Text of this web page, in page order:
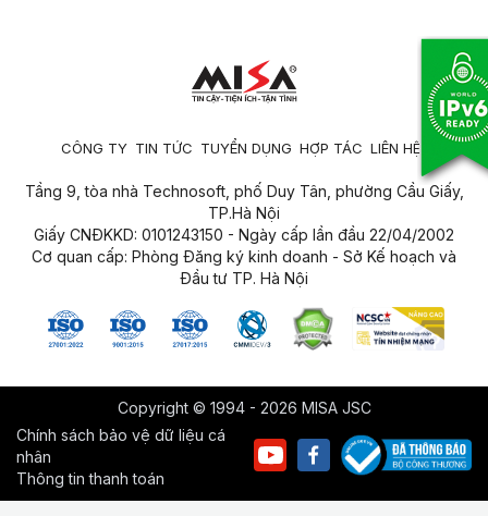
CÔNG TY TIN TỨC TUYỂN DỤNG HỢP TÁC LIÊN HỆ
Tầng 9, tòa nhà Technosoft, phố Duy Tân, phường Cầu Giấy,
TP.Hà Nội
Giấy CNĐKKD: 0101243150 - Ngày cấp lần đầu 22/04/2002
Cơ quan cấp: Phòng Đăng ký kinh doanh - Sở Kế hoạch và
Đầu tư TP. Hà Nội
Copyright © 1994 - 2026 MISA JSC
Chính sách bảo vệ dữ liệu cá
nhân
Thông tin thanh toán